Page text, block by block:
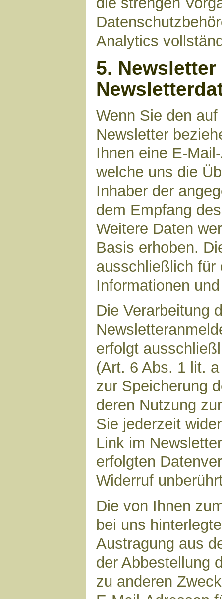
Analytics
5. Newsletter
Wenn Sie den
Newsletter
Ihnen eine E-
welche uns die
Inhaber der
dem Empfang
Weitere Daten
Basis erhoben.
ausschließlich für
Informationen
Die Verarbeitung
erfolgt
(Art. 6 Abs. 1 lit.
zur Speicherung
deren Nutzung
Sie jederzeit
Link im
erfolgten
Widerruf
Die von Ihnen
bei uns
Austragung aus
der Abbestellung
zu anderen